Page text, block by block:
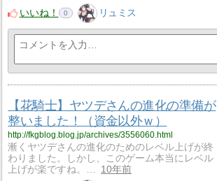
いいね！
0 リュミス
【花騎士】ヤツデさんの進化の準備が
整いました！（資金以外ｗ）
http://fkgblog.blog.jp/archives/3556060.html
漸くヤツデさんの進化のためのレベル上げが終
わりました。しかし、このゲーム本当にレベル
上げが楽ですね。…
10年前